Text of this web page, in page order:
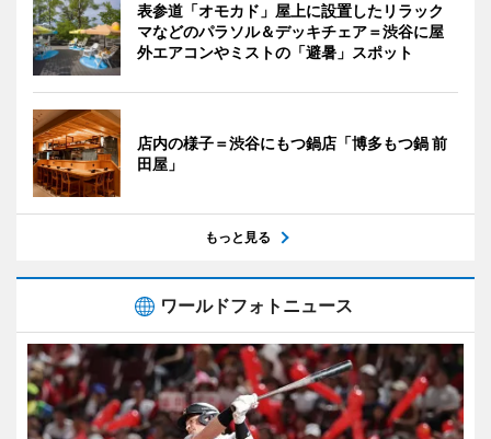
表参道「オモカド」屋上に設置したリラック
マなどのパラソル＆デッキチェア＝渋谷に屋
外エアコンやミストの「避暑」スポット
店内の様子＝渋谷にもつ鍋店「博多もつ鍋 前
田屋」
もっと見る
ワールドフォトニュース